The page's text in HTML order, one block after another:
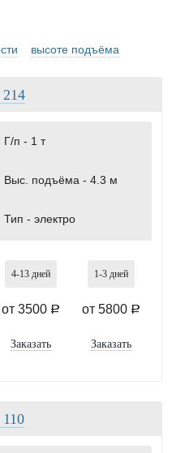
высоте подъёма
214
Г/п - 1 т
Выс. подъёма - 4.3 м
Тип - электро
4-13 дней
от 3500 a
Заказать
1-3 дней
от 5800 a
Заказать